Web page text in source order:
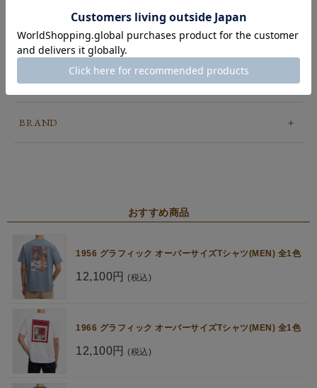
ーディネートにも取り入れやすいバランスの良さが魅力。
快適さとアイコニックな存在感を兼ね備えた一着です。
POINT
BRAND
おすすめ商品
1956 グラフィック オーバーサイズTシャツ(MEN) 全1色
12,100円 (税込)
1966 グラフィック オーバーサイズTシャツ(MEN) 全1色
12,100円 (税込)